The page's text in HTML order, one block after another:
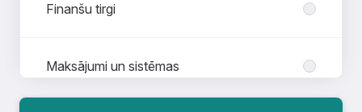
Finanšu tirgi
Maksājumi un sistēmas